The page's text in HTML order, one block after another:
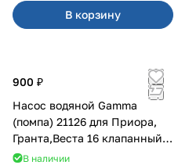
В корзину
900 ₽
Насос водяной Gamma
(помпа) 21126 для Приора,
Гранта,Веста 16 клапанный
двигатель.
В наличии